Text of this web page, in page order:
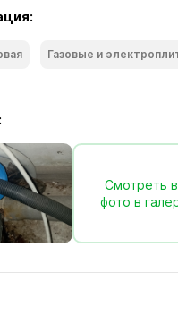
Газовые и
Смотреть
фото в